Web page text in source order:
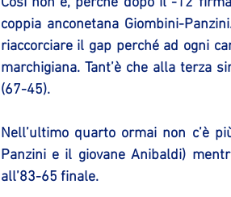
coppia anconetana Giombini-
riaccorciare il gap perché ad ogni
marchigiana. Tant’è che alla terza
(67-45).
Nell’ultimo quarto ormai non c’è
Panzini e il giovane Anibaldi)
all’83-65 finale.